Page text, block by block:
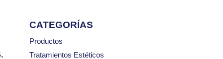
CATEGORÍAS
Productos
Tratamientos Estéticos